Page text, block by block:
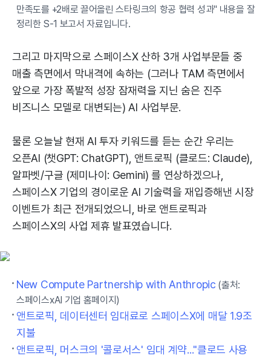
만족도를 +2배로 끌어올린 스타링크의 항공 협력 성과" 내용을 잘
정리한 S-1 보고서 자료입니다.
그리고 마지막으로 스페이스X 산하 3개 사업부문들 중
매출 측면에서 막내격에 속하는 (그러나 TAM 측면에서
앞으로 가장 폭발적 성장 잠재력을 지닌 숨은 진주
비즈니스 모델로 대변되는) AI 사업부문.
물론 오늘날 현재 AI 투자 키워드를 듣는 순간 우리는
오픈AI (챗GPT: ChatGPT), 앤트로픽 (클로드: Claude),
알파벳/구글 (제미나이: Gemini) 를 연상하겠으나,
스페이스X 기업의 경이로운 AI 기술력을 재입증해낸 시장
이벤트가 최근 전개되었으니, 바로 앤트로픽과
스페이스X의 사업 제휴 발표였습니다.
New Compute Partnership with Anthropic (출처:
스페이스xAI 기업 홈페이지)
앤트로픽, 데이터센터 임대료로 스페이스X에 매달 1.9조
지불
앤트로픽, 머스크의 '콜로서스' 임대 계약..."클로드 사용